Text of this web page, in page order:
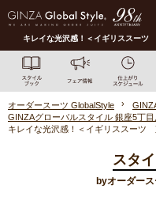
キレイな光沢感！＜イギリススー
オーダースーツ GlobalStyle
GINZAグローバルスタイル 銀座5丁
キレイな光沢感！＜イギリススー
スタ
byオーダー